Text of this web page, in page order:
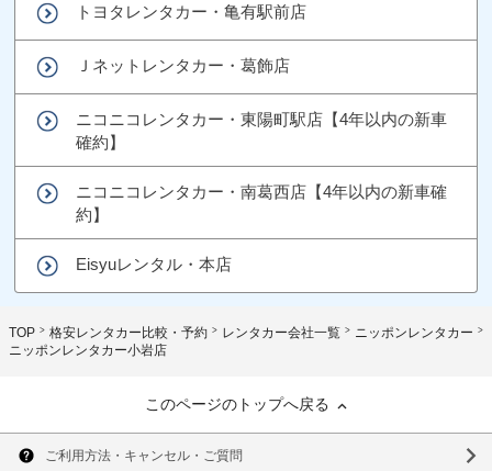
トヨタレンタカー・亀有駅前店
Ｊネットレンタカー・葛飾店
ニコニコレンタカー・東陽町駅店【4年以内の新車
確約】
ニコニコレンタカー・南葛西店【4年以内の新車確
約】
Eisyuレンタル・本店
TOP 格安レンタカー比較・予約 レンタカー会社一覧
ニッポンレンタカー
ニッポンレンタカー小岩店
このページのトップへ戻る